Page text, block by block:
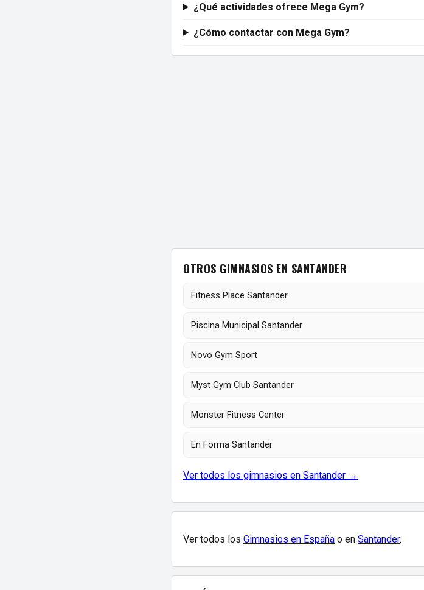
¿Qué actividades ofrece Mega Gym?
¿Cómo contactar con Mega Gym?
OTROS GIMNASIOS EN SANTANDER
Fitness Place Santander
Piscina Municipal Santander
Novo Gym Sport
Myst Gym Club Santander
Monster Fitness Center
En Forma Santander
Ver todos los gimnasios en Santander →
Ver todos los Gimnasios en España o en Santander.